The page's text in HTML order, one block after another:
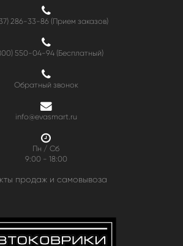
286-33-86 (Прием заказов)
550-04-94(Бесплатный)
Обратный звонок
info@evasmart.ru
Пн / Сб
9:00 - 18:00
продаж и самовывоза